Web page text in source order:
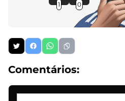
1 0
Comentários: